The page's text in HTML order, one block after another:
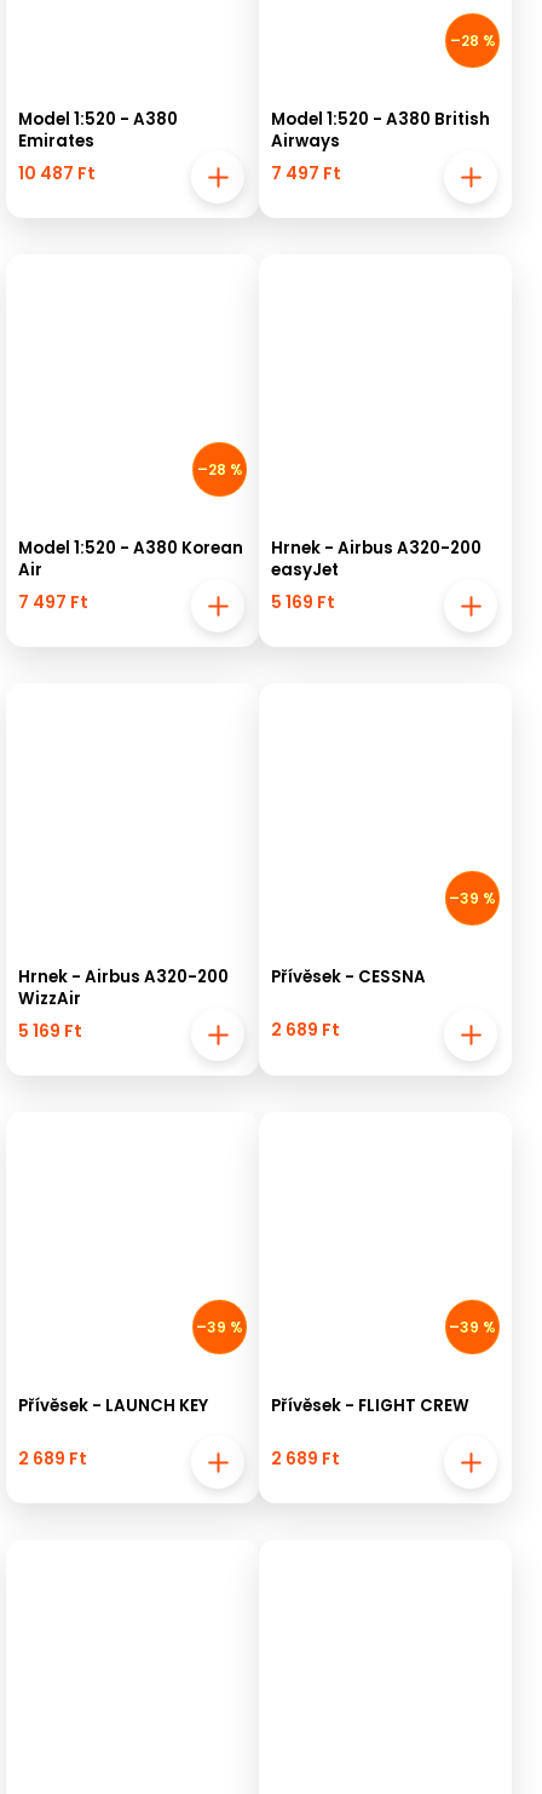
Model 1:520 - A380
Emirates
10 487 Ft
–28 %
Model 1:520 - A380 British
Airways
7 497 Ft
–28 %
Model 1:520 - A380 Korean
Air
7 497 Ft
Hrnek - Airbus A320-200
easyJet
5 169 Ft
Hrnek - Airbus A320-200
WizzAir
5 169 Ft
–39 %
Přívěsek - CESSNA
2 689 Ft
–39 %
Přívěsek - LAUNCH KEY
2 689 Ft
–39 %
Přívěsek - FLIGHT CREW
2 689 Ft